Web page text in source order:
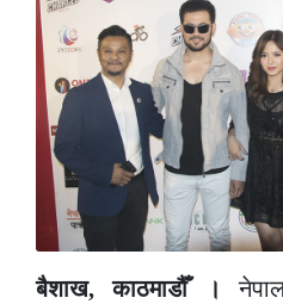
बैशाख, काठमाडौँ ।